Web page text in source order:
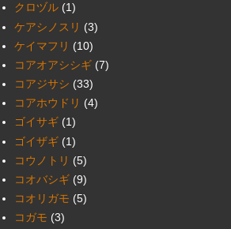
クロヅル (1)
ケアシノスリ (3)
ケイマフリ (10)
コアオアシシギ (7)
コアジサシ (33)
コアホウドリ (4)
ゴイサギ (1)
ゴイザギ (1)
コウノトリ (5)
コオバシギ (9)
コオリガモ (5)
コガモ (3)